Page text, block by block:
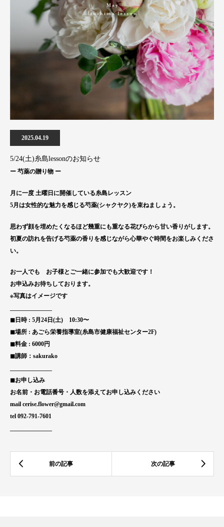
2025.04.19
5/24(土)糸島lessonのお知らせ
ー 芍薬の贈り物 ー
月に一度 土曜日に開催している糸島レッスン
5月は女性的な魅力を感じる芍薬(シャクヤク)を束ねましょう。
思わず顔を埋めたくなるほど幾重にも重なる花びらから甘い香りがします。
初夏の訪れを告げる芍薬の香りを感じながら心華やぐ時間をお楽しみくださ
い。
お一人でも お子様とご一緒に参加でも大歓迎です！
お申込みお待ちしております。
※写真はイメージです
◼︎日時 : 5月24日(土) 10:30〜
◼︎場所 : あごら栄養指導室(糸島市健康福祉センター2F)
◼︎料金 : 6000円
◼︎講師：sakurako
◼︎お申し込み
お名前・お電話番号・人数を添えてお申し込みください
mail cerise.flower@gmail.com
tel 092-791-7601